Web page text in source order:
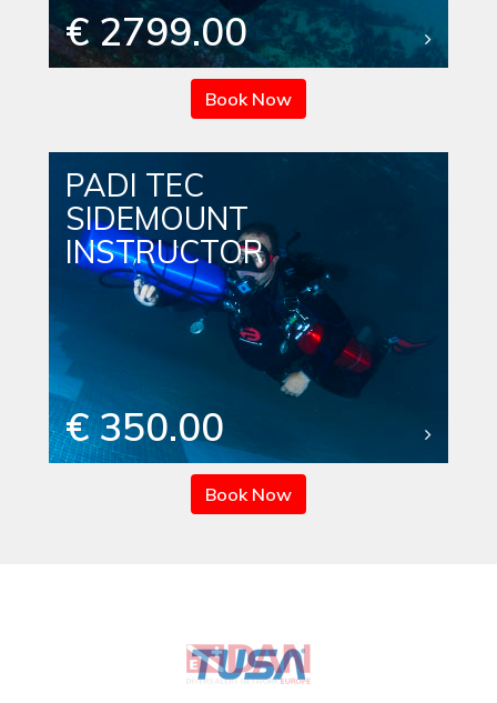
€ 2799.00
Book Now
PADI TEC
SIDEMOUNT
INSTRUCTOR
€ 350.00
Book Now